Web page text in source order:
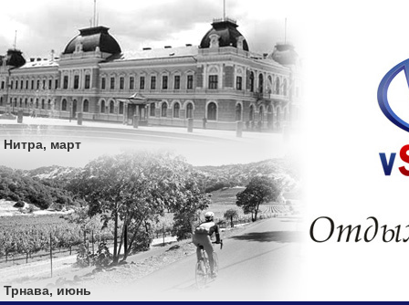
Нитра, март
Трнава, июнь